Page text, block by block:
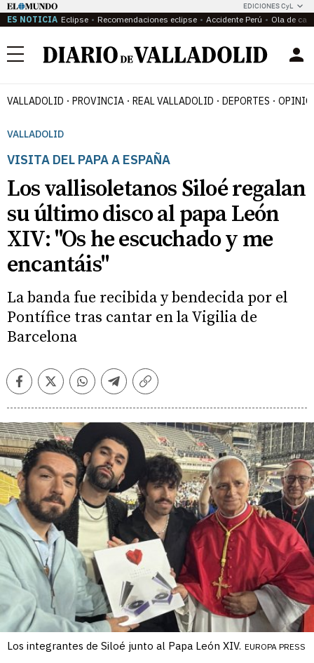
EDICIONES CyL
ES NOTICIA Eclipse Recomendaciones eclipse Accidente Perú Ola de
Menú
VALLADOLID PROVINCIA REAL VALLADOLID DEPORTES
VALLADOLID
VISITA DEL PAPA A ESPAÑA
Los vallisoletanos Siloé regalan
su último disco al papa León
XIV: "Os he escuchado y me
encantáis"
La banda fue recibida y bendecida por el
Pontífice tras cantar en la Vigilia de
Barcelona
FacebookTwitterWhatsappTelegramCopiar
Los integrantes de Siloé junto al Papa León XIV. EUROPA PRESS